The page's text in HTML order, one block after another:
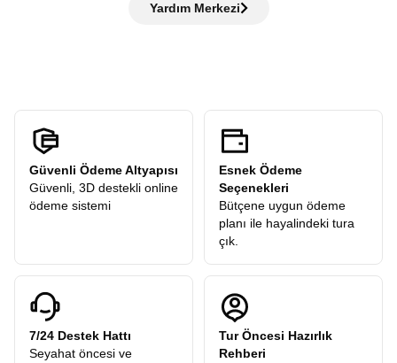
şehir turu gerçekleştirilir. Tarihi yerleri gezer, rehberimizden
anlayışıyla hareket eder ve sizden
Yardım Merkezi
Güvenli Ödeme Altyapısı
Güvenli, 3D destekli online
ödeme sistemi
Esnek Ödeme
Seçenekleri
Bütçene uygun ödeme
planı ile hayalindeki tura
çık.
7/24 Destek Hattı
Seyahat öncesi ve
Tur Öncesi Hazırlık
Rehberi